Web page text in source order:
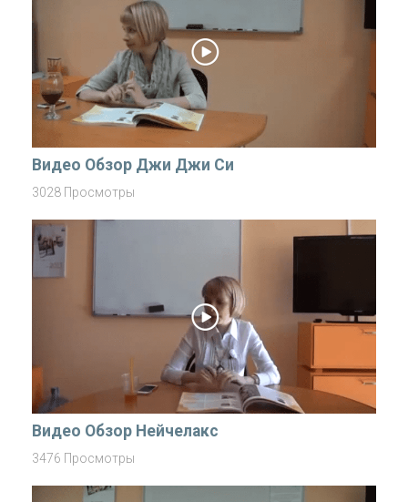
Видео Обзор Джи Джи Си
3028 Просмотры
Видео Обзор Нейчелакс
3476 Просмотры